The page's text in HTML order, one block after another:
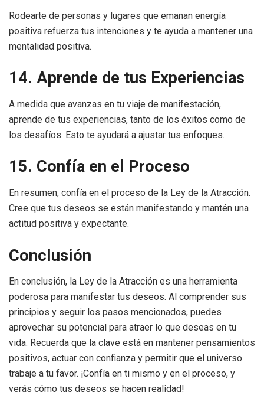
Rodearte de personas y lugares que emanan energía
positiva refuerza tus intenciones y te ayuda a mantener una
mentalidad positiva.
14. Aprende de tus Experiencias
A medida que avanzas en tu viaje de manifestación,
aprende de tus experiencias, tanto de los éxitos como de
los desafíos. Esto te ayudará a ajustar tus enfoques.
15. Confía en el Proceso
En resumen, confía en el proceso de la Ley de la Atracción.
Cree que tus deseos se están manifestando y mantén una
actitud positiva y expectante.
Conclusión
En conclusión, la Ley de la Atracción es una herramienta
poderosa para manifestar tus deseos. Al comprender sus
principios y seguir los pasos mencionados, puedes
aprovechar su potencial para atraer lo que deseas en tu
vida. Recuerda que la clave está en mantener pensamientos
positivos, actuar con confianza y permitir que el universo
trabaje a tu favor. ¡Confía en ti mismo y en el proceso, y
verás cómo tus deseos se hacen realidad!